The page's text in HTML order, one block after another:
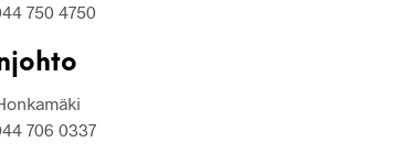
750 4750
706 0337